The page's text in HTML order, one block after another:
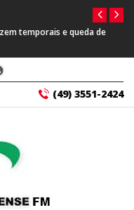
temporais e queda de
(49) 3551-2424